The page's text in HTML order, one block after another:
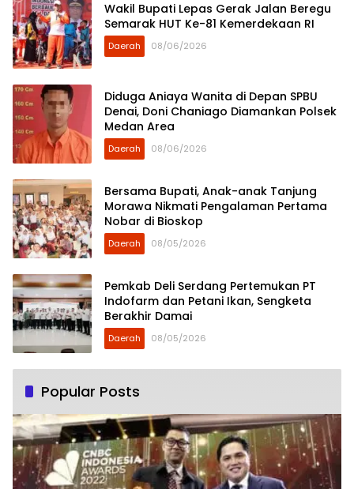
Wakil Bupati Lepas Gerak Jalan Beregu
Semarak HUT Ke-81 Kemerdekaan RI
Daerah 08/06/2026
Diduga Aniaya Wanita di Depan SPBU
Denai, Doni Chaniago Diamankan Polsek
Medan Area
Daerah 08/06/2026
Bersama Bupati, Anak-anak Tanjung
Morawa Nikmati Pengalaman Pertama
Nobar di Bioskop
Daerah 08/05/2026
Pemkab Deli Serdang Pertemukan PT
Indofarm dan Petani Ikan, Sengketa
Berakhir Damai
Daerah 08/05/2026
Popular Posts